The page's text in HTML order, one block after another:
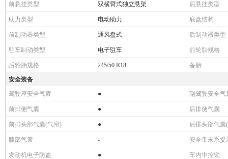
前悬挂类型 双横臂式独立悬架 后悬挂类型
助力类型 电动助力 底盘结构
前制动器类型 通风盘式 后制动器类型
驻车制动类型 电子驻车 前轮胎规格
后轮胎规格 245/50 R18
备胎
安全装备
驾驶座安全气囊
● 副驾驶安全气
前排侧气囊 ● 后排侧气囊
前排头部气囊(气帘) ● 后排头部气囊
膝部气囊 - 安全带未系提
发动机电子防盗 ● 车内中控锁